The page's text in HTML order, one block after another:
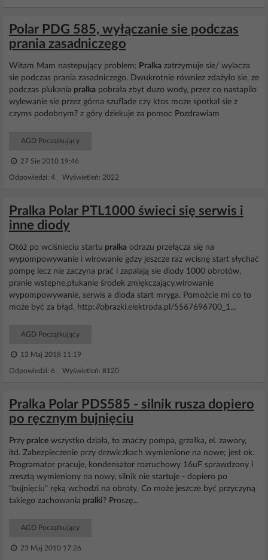
Polar PDG 585, wyłączanie sie podczas
prania zasadniczego
Witam Mam nastepujący problem: Pralka zatrzymuje sie/ wylacza
sie podczas prania zasadniczego. Dwukrotnie równiez zdażyło sie, ze
podczas plukania pralka pobrała zbyt duzo wody, przez co nastapilo
wylewanie sie przez górna szuflade czy ktos moze spotkal sie z
czyms podobnym? z góry dziekuje za pomoc Pozdrawiam
AGD Początkujący
27 Sie 2010 19:46
Odpowiedzi: 4 Wyświetleń: 2022
Pralka Polar PTL1000 świeci się serwis i
inne diody
Otóż po wciśnieciu startu pralka odrazu przełącza się na
wypompowywanie i wirowanie gdzy jeszcze raz wcisnę start słychać
pompę lecz nie zaczyna prać i zapalają sie diody 1000 obrotów,
pranie wstepne,płukanie środek zmiękczający,wirowanie
wypompowywanie, serwis a dioda start mryga. Pomożcie mi co to
może być za błąd. http://obrazki.elektroda.pl/5567696700_1...
AGD Początkujący
13 Maj 2018 11:19
Odpowiedzi: 6 Wyświetleń: 8120
Pralka Polar PDS585 - silnik rusza dopiero
po ręcznym bujnięciu
Przy pralce wszystko działa, to znaczy pompa, grzałka, el. zawory,
itd. Zabezpieczenie przy drzwiczkach wymienione na nowe; jest ok.
Programator pracuje, kondensator rozruchowy 16uF sprawdzony i
zresztą wymieniony na nowy, silnik nie startuje - dopiero po
"bujnięciu" ręką wchodzi na obroty. Co może jeszcze być przyczyną
takiego zachowania pralki? Proszę...
AGD Początkujący
23 Maj 2010 17:26